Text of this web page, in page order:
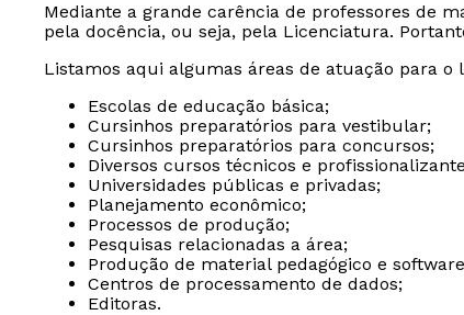
Mediante a grande carência de professores de
pela docência, ou seja, pela Licenciatura.
Listamos aqui algumas áreas de atuação para o
Escolas de educação básica;
Cursinhos preparatórios para vestibular;
Cursinhos preparatórios para concursos;
Diversos cursos técnicos e
Universidades públicas e privadas;
Planejamento econômico;
Processos de produção;
Pesquisas relacionadas a área;
Produção de material pedagógico e
Centros de processamento de dados;
Editoras.